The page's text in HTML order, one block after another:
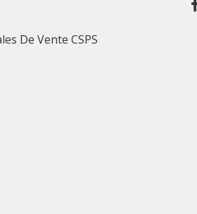
De Vente CSPS